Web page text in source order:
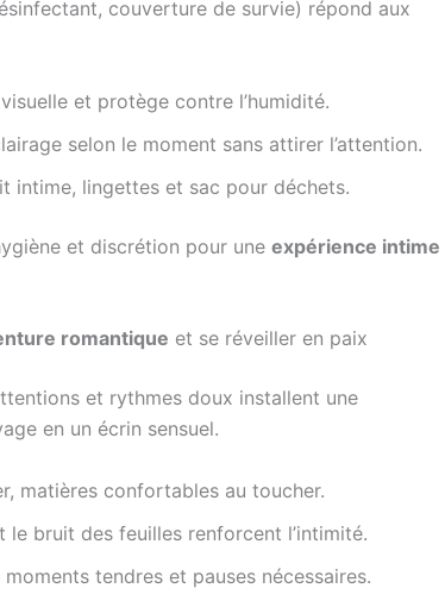
couverture de survie) répond aux
et protège contre l’humidité.
selon le moment sans attirer l’attention.
intime, lingettes et sac pour déchets.
et discrétion pour une expérience intime
romantique et se réveiller en paix
et rythmes doux installent une
en un écrin sensuel.
matières confortables au toucher.
bruit des feuilles renforcent l’intimité.
tendres et pauses nécessaires.